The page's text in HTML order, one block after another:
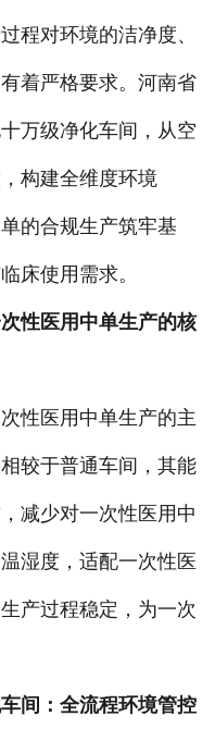
程对环境的洁净度、
着严格要求。河南省
万级净化车间，从空
构建全维度环境
的合规生产筑牢基
床使用需求。
性医用中单生产的核
医用中单生产的主
较于普通车间，其能
减少对一次性医用中
湿度，适配一次性医
产过程稳定，为一次
间：全流程环境管控